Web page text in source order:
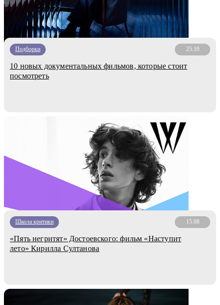
Подборки 25.10
10 новых документальных фильмов, которые стоит
посмотреть
Школа критики 15.08
«Пять негритят» Достоевского: фильм «Наступит
лето» Кирилла Султанова